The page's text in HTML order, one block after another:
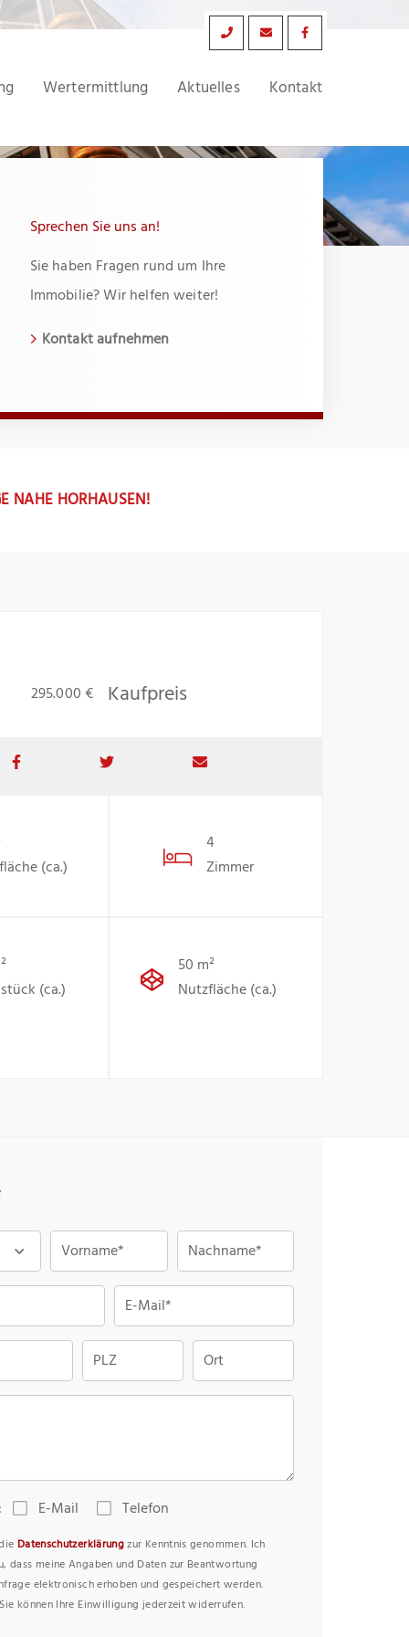
Wertermittlung Aktuelles Kontakt
Sprechen Sie uns an!
Sie haben Fragen rund um Ihre
Immobilie? Wir helfen weiter!
Kontakt aufnehmen
NAHE HORHAUSEN!
295.000 € Kaufpreis
(ca.)
4
Zimmer
(ca.)
50 m²
Nutzfläche (ca.)
Vorname* Nachname*
E-Mail*
PLZ Ort
E-Mail Telefon
Datenschutzerklärungzur Kenntnis genommen. Ich
dass meine Angaben und Daten zur Beantwortung
elektronisch erhoben und gespeichert werden.
können Ihre Einwilligung jederzeit widerrufen.